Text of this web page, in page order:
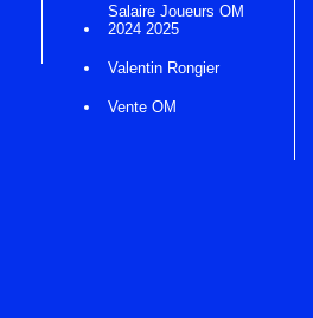
Salaire Joueurs OM
2024 2025
Valentin Rongier
Vente OM